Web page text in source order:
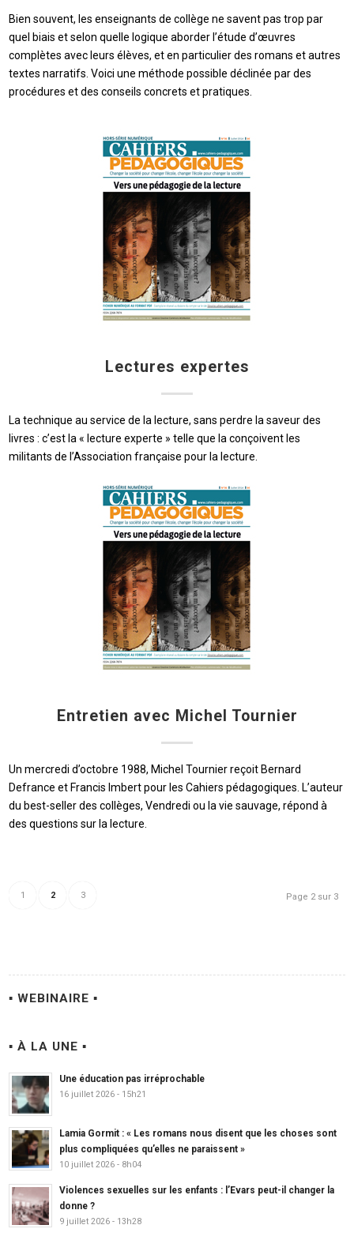
Bien souvent, les enseignants de collège ne savent pas trop par
quel biais et selon quelle logique aborder l’étude d’œuvres
complètes avec leurs élèves, et en particulier des romans et autres
textes narratifs. Voici une méthode possible déclinée par des
procédures et des conseils concrets et pratiques.
Lectures expertes
La technique au service de la lecture, sans perdre la saveur des
livres : c’est la « lecture experte » telle que la conçoivent les
militants de l’Association française pour la lecture.
Entretien avec Michel Tournier
Un mercredi d’octobre 1988, Michel Tournier reçoit Bernard
Defrance et Francis Imbert pour les Cahiers pédagogiques. L’auteur
du best-seller des collèges, Vendredi ou la vie sauvage, répond à
des questions sur la lecture.
Page 2 sur 3
1 2 3
▪ WEBINAIRE ▪
▪ À LA UNE ▪
Une éducation pas irréprochable
16 juillet 2026 - 15h21
Lamia Gormit : « Les romans nous disent que les choses sont
plus compliquées qu’elles ne paraissent »
10 juillet 2026 - 8h04
Violences sexuelles sur les enfants : l’Evars peut-il changer la
donne ?
9 juillet 2026 - 13h28